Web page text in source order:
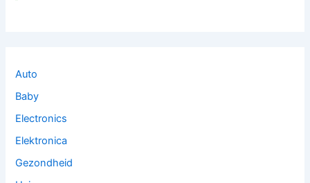
Auto
Baby
Electronics
Elektronica
Gezondheid